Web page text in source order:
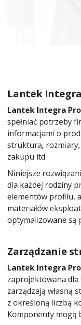
Lantek
Lantek Integra
spełniać potrzeby
informacjami o
struktura, rozmiary,
zakupu itd.
Niniejsze
dla każdej rodziny
elementów profilu,
materiałów
optymalizowane są
Zarządzanie
Lantek Integra
zaprojektowana
zarządzają
z określoną liczbą
Komponenty mogą